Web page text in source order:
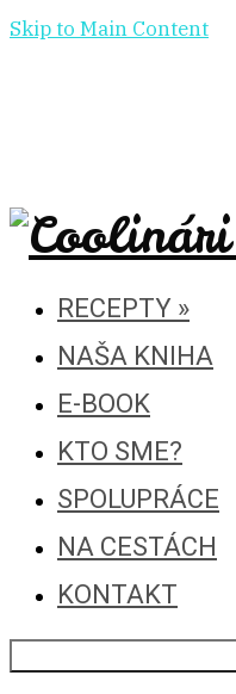
Skip to Main Content
RECEPTY »
NAŠA KNIHA
E-BOOK
KTO SME?
SPOLUPRÁCE
NA CESTÁCH
KONTAKT